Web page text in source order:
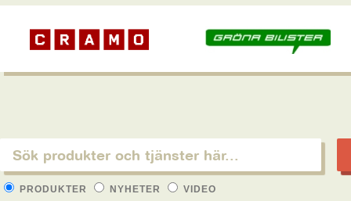
PRODUKTER NYHETER VIDEO